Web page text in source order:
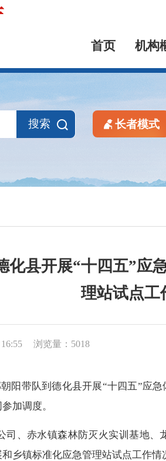
首页 机构
搜索 长者模式
化县开展“十四五”应
理站试点工
浏览量：5018
阳带队到德化县开展“十四五”应
加调度。
司、赤水镇森林防灭火实训基地
乡镇标准化应急管理站试点工作